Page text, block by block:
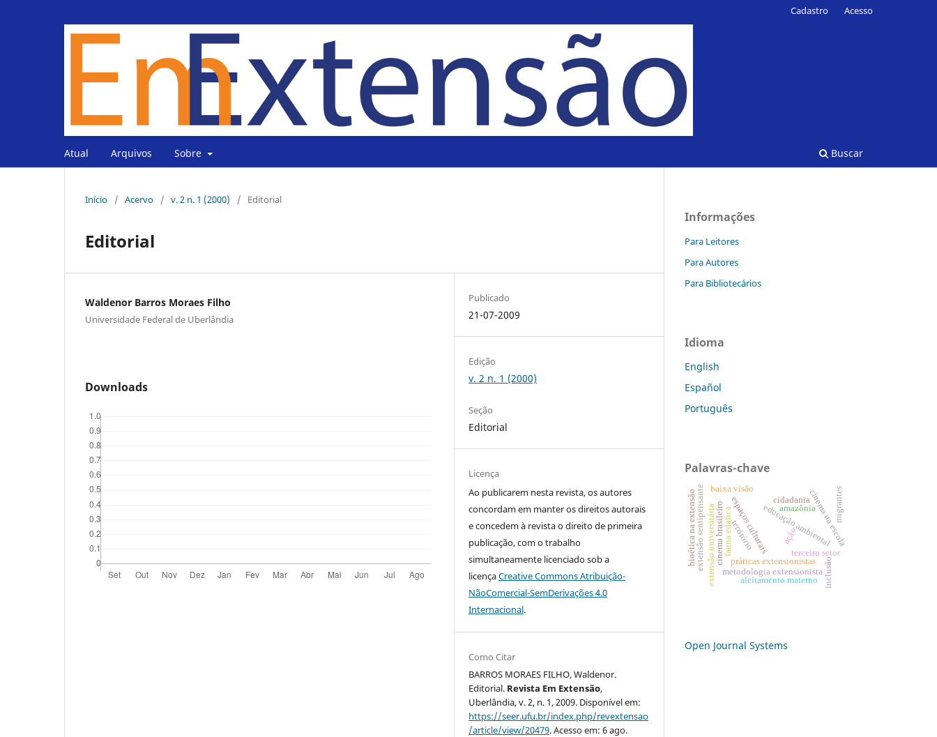
Atual Arquivos Sobre Buscar
Cadastro Acesso
Início / Acervo / v. 2 n. 1 (2000) / Editorial
Editorial
Waldenor Barros Moraes Filho
Universidade Federal de Uberlândia
Downloads
Publicado
21-07-2009
Edição
v. 2 n. 1 (2000)
Seção
Editorial
Licença
Ao publicarem nesta revista, os autores
concordam em manter os direitos autorais
e concedem à revista o direito de primeira
publicação, com o trabalho
simultaneamente licenciado sob a
licençaCreative Commons Atribuição-
NãoComercial-SemDerivações 4.0
Internacional.
Como Citar
BARROS MORAES FILHO, Waldenor.
Editorial. Revista Em Extensão,
Uberlândia, v. 2, n. 1, 2009. Disponível em:
https://seer.ufu.br/index.php/revextensao
/article/view/20479. Acesso em: 6 ago.
Informações
Para Leitores
Para Autores
Para Bibliotecários
Idioma
English
Español
Português
Palavras-chave
espaços culturais
práticas extensionistas
amazônia
fauna edáfica educação ambiental
cinema na escola
cinema brasileiro
extensão universitária terceiro setor
extensão sentipensante
metodologia extensionista
território
bioética na extensão
aleitamento materno
migrantes
baixa visão
ação
cidadania
inclusão
Open Journal Systems